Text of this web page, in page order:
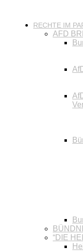
RECHTE IM
AFD
“DIE